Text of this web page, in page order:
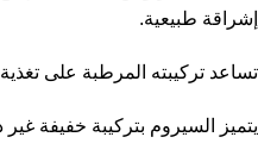
إشراقة طبيعية.
تساعد تركيبته المرطبة على
يتميز السيروم بتركيبة خفيفة